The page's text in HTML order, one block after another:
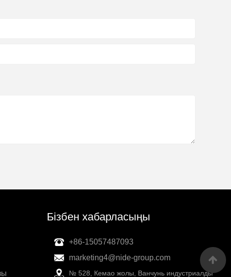
Бізбен хабарласыңы
+86-15057487093
marketing4@nide-group.com
№ 528, Кемао жолы, Ванчунь индустриалды